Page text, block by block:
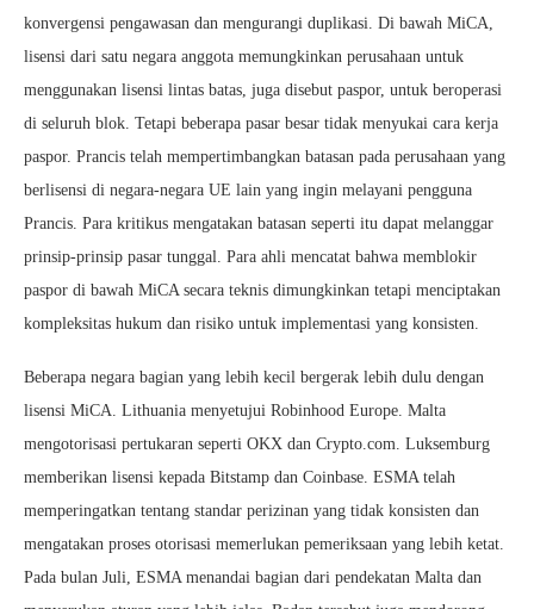
konvergensi pengawasan dan mengurangi duplikasi. Di bawah MiCA,
lisensi dari satu negara anggota memungkinkan perusahaan untuk
menggunakan lisensi lintas batas, juga disebut paspor, untuk beroperasi
di seluruh blok. Tetapi beberapa pasar besar tidak menyukai cara kerja
paspor. Prancis telah mempertimbangkan batasan pada perusahaan yang
berlisensi di negara-negara UE lain yang ingin melayani pengguna
Prancis. Para kritikus mengatakan batasan seperti itu dapat melanggar
prinsip-prinsip pasar tunggal. Para ahli mencatat bahwa memblokir
paspor di bawah MiCA secara teknis dimungkinkan tetapi menciptakan
kompleksitas hukum dan risiko untuk implementasi yang konsisten.
Beberapa negara bagian yang lebih kecil bergerak lebih dulu dengan
lisensi MiCA. Lithuania menyetujui Robinhood Europe. Malta
mengotorisasi pertukaran seperti OKX dan Crypto.com. Luksemburg
memberikan lisensi kepada Bitstamp dan Coinbase. ESMA telah
memperingatkan tentang standar perizinan yang tidak konsisten dan
mengatakan proses otorisasi memerlukan pemeriksaan yang lebih ketat.
Pada bulan Juli, ESMA menandai bagian dari pendekatan Malta dan